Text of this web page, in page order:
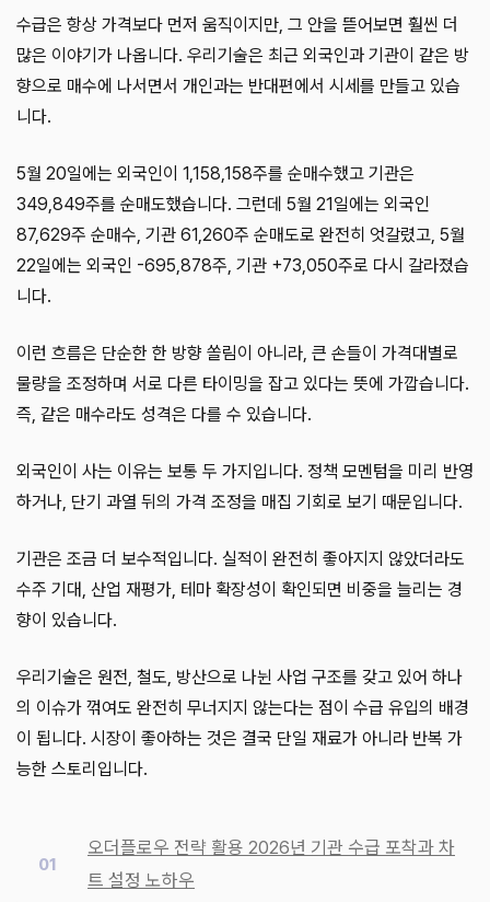
수급은 항상 가격보다 먼저 움직이지만, 그 안을 뜯어보면 훨씬 더
많은 이야기가 나옵니다. 우리기술은 최근 외국인과 기관이 같은 방
향으로 매수에 나서면서 개인과는 반대편에서 시세를 만들고 있습
니다.
5월 20일에는 외국인이 1,158,158주를 순매수했고 기관은
349,849주를 순매도했습니다. 그런데 5월 21일에는 외국인
87,629주 순매수, 기관 61,260주 순매도로 완전히 엇갈렸고, 5월
22일에는 외국인 -695,878주, 기관 +73,050주로 다시 갈라졌습
니다.
이런 흐름은 단순한 한 방향 쏠림이 아니라, 큰 손들이 가격대별로
물량을 조정하며 서로 다른 타이밍을 잡고 있다는 뜻에 가깝습니다.
즉, 같은 매수라도 성격은 다를 수 있습니다.
외국인이 사는 이유는 보통 두 가지입니다. 정책 모멘텀을 미리 반영
하거나, 단기 과열 뒤의 가격 조정을 매집 기회로 보기 때문입니다.
기관은 조금 더 보수적입니다. 실적이 완전히 좋아지지 않았더라도
수주 기대, 산업 재평가, 테마 확장성이 확인되면 비중을 늘리는 경
향이 있습니다.
우리기술은 원전, 철도, 방산으로 나뉜 사업 구조를 갖고 있어 하나
의 이슈가 꺾여도 완전히 무너지지 않는다는 점이 수급 유입의 배경
이 됩니다. 시장이 좋아하는 것은 결국 단일 재료가 아니라 반복 가
능한 스토리입니다.
오더플로우 전략 활용 2026년 기관 수급 포착과 차
트 설정 노하우